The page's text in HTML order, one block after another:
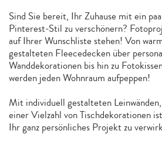
Fotokalender
Sind Sie bereit, Ihr Zuhause mit ein
Pinterest-Stil zu verschönern?
auf Ihrer Wunschliste stehen! Von
gestalteten Fleecedecken über
Wanddekorationen bis hin zu
werden jeden Wohnraum aufpeppen!
Mit individuell gestalteten
einer Vielzahl von Tischdekorationen
Ihr ganz persönliches Projekt zu